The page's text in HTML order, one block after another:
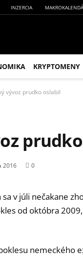
INZERCIA
KRYPTOMENY
vývoz prudko oslabil
2016 0
v júli nečakane
od októbra
nemeckého